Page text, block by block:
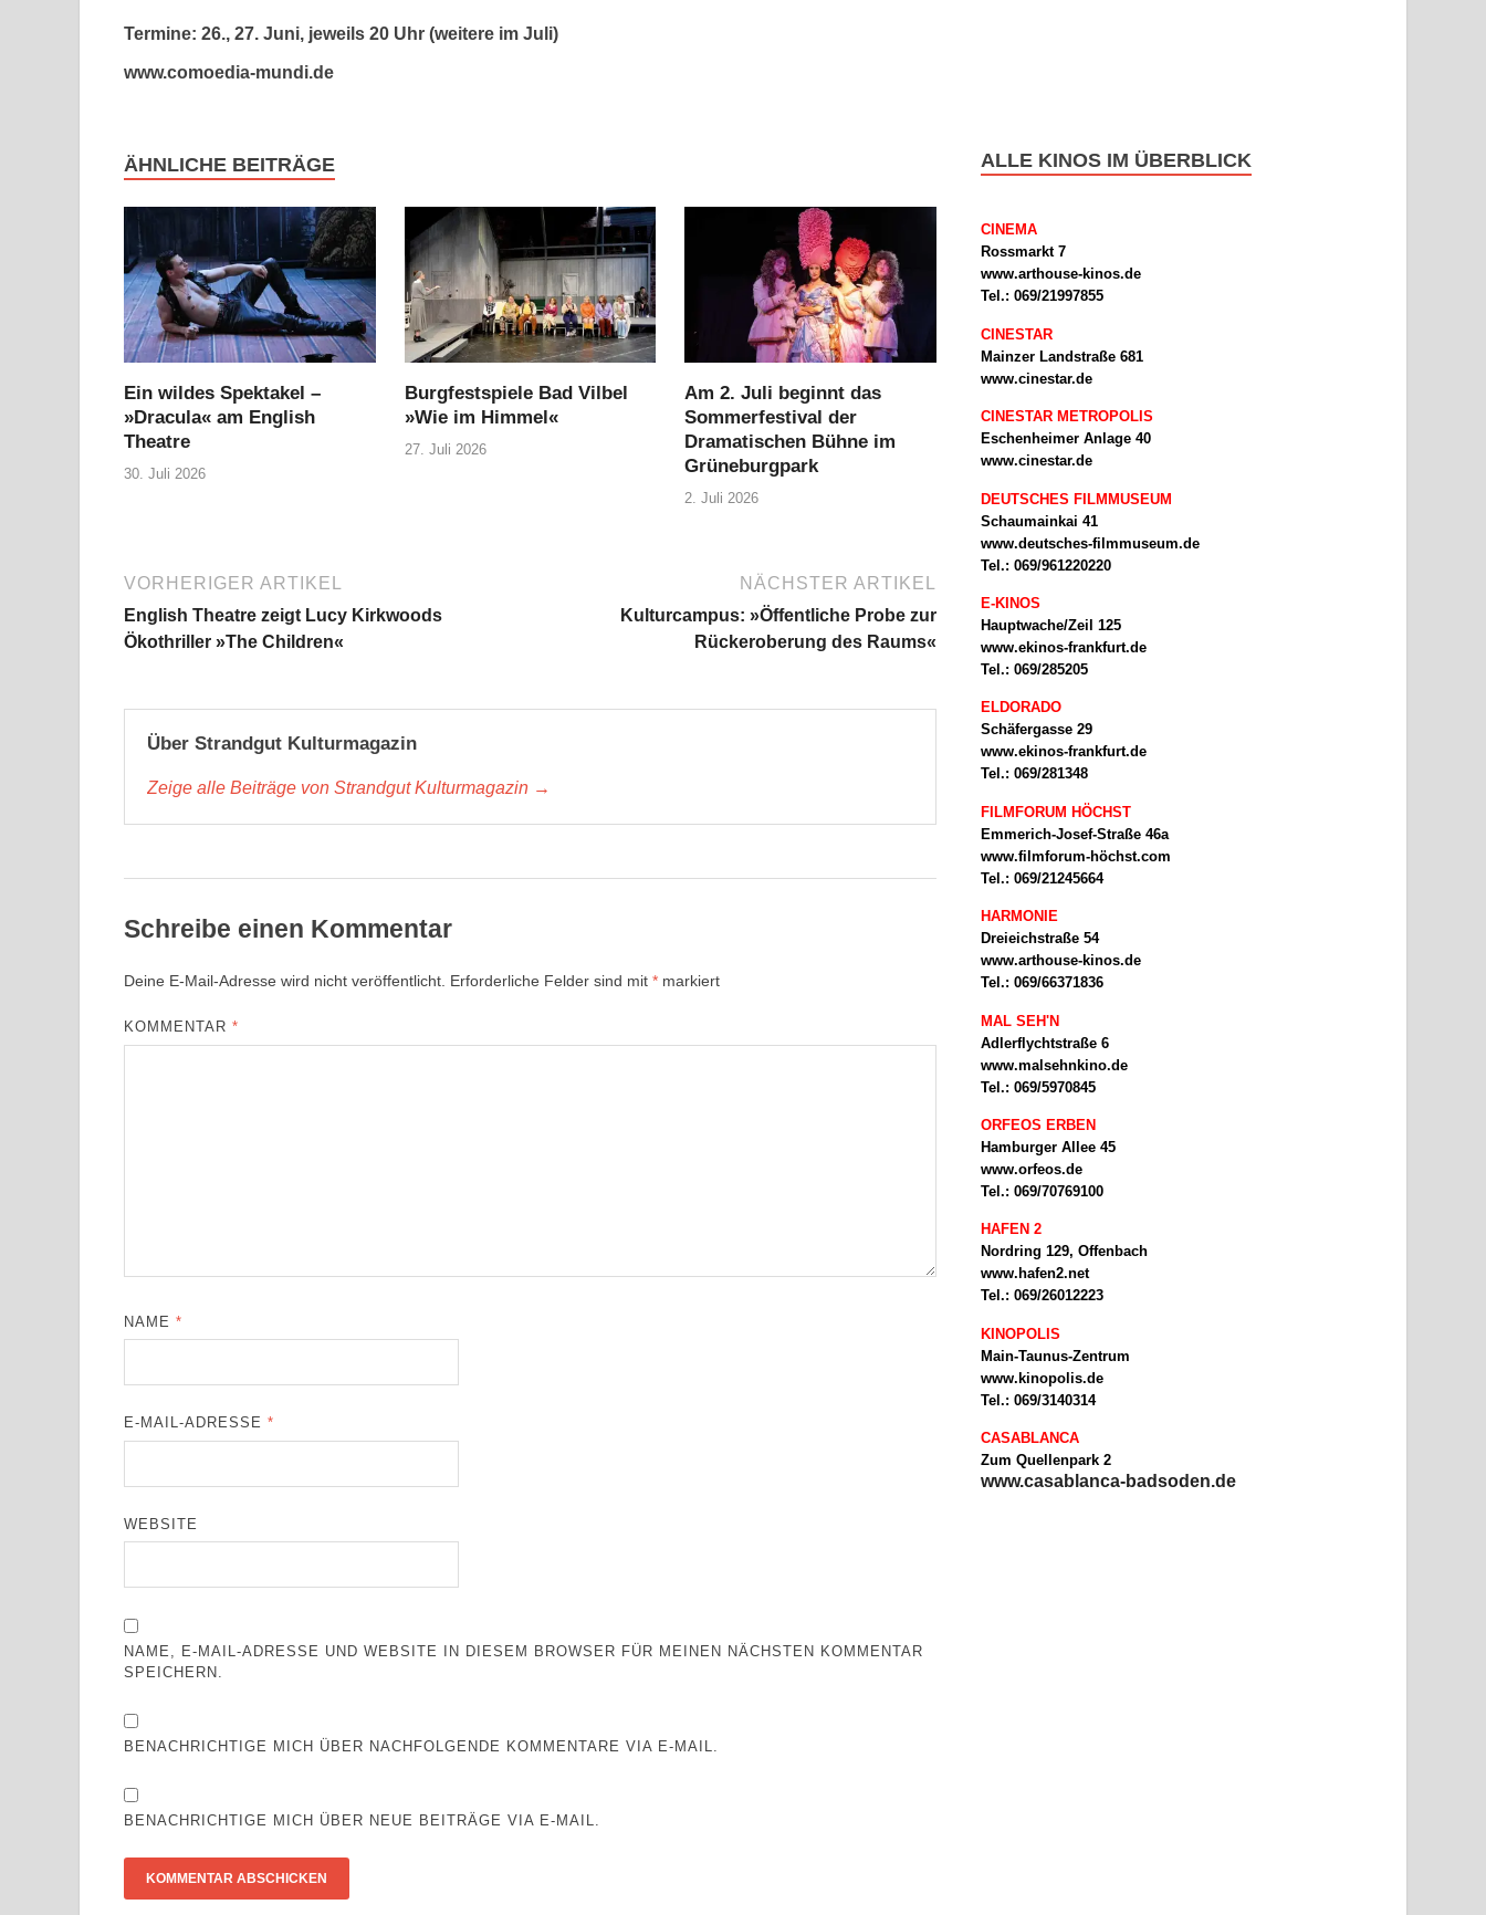
Termine: 26., 27. Juni, jeweils 20 Uhr (weitere im Juli)
www.comoedia-mundi.de
ÄHNLICHE BEITRÄGE
Ein wildes Spektakel –
»Dracula« am English
Theatre
30. Juli 2026
Burgfestspiele Bad Vilbel
»Wie im Himmel«
27. Juli 2026
Am 2. Juli beginnt das
Sommerfestival der
Dramatischen Bühne im
Grüneburgpark
2. Juli 2026
VORHERIGER ARTIKEL
English Theatre zeigt Lucy Kirkwoods
Ökothriller »The Children«
NÄCHSTER ARTIKEL
Kulturcampus: »Öffentliche Probe zur
Rückeroberung des Raums«
Über Strandgut Kulturmagazin
Zeige alle Beiträge von Strandgut Kulturmagazin →
Schreibe einen Kommentar
Deine E-Mail-Adresse wird nicht veröffentlicht. Erforderliche Felder sind mit * markiert
KOMMENTAR*
NAME*
E-MAIL-ADRESSE*
WEBSITE
NAME, E-MAIL-ADRESSE UND WEBSITE IN DIESEM BROWSER FÜR MEINEN NÄCHSTEN KOMMENTAR
SPEICHERN.
BENACHRICHTIGE MICH ÜBER NACHFOLGENDE KOMMENTARE VIA E-MAIL.
BENACHRICHTIGE MICH ÜBER NEUE BEITRÄGE VIA E-MAIL.
ALLE KINOS IM ÜBERBLICK
CINEMA
Rossmarkt 7
www.arthouse-kinos.de
Tel.: 069/21997855
CINESTAR
Mainzer Landstraße 681
www.cinestar.de
CINESTAR METROPOLIS
Eschenheimer Anlage 40
www.cinestar.de
DEUTSCHES FILMMUSEUM
Schaumainkai 41
www.deutsches-filmmuseum.de
Tel.: 069/961220220
E-KINOS
Hauptwache/Zeil 125
www.ekinos-frankfurt.de
Tel.: 069/285205
ELDORADO
Schäfergasse 29
www.ekinos-frankfurt.de
Tel.: 069/281348
FILMFORUM HÖCHST
Emmerich-Josef-Straße 46a
www.filmforum-höchst.com
Tel.: 069/21245664
HARMONIE
Dreieichstraße 54
www.arthouse-kinos.de
Tel.: 069/66371836
MAL SEH'N
Adlerflychtstraße 6
www.malsehnkino.de
Tel.: 069/5970845
ORFEOS ERBEN
Hamburger Allee 45
www.orfeos.de
Tel.: 069/70769100
HAFEN 2
Nordring 129, Offenbach
www.hafen2.net
Tel.: 069/26012223
KINOPOLIS
Main-Taunus-Zentrum
www.kinopolis.de
Tel.: 069/3140314
CASABLANCA
Zum Quellenpark 2
www.casablanca-badsoden.de